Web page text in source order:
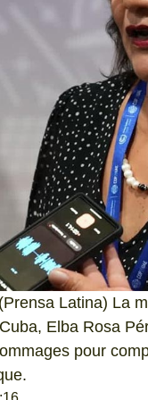
Latina) La
Elba Rosa
pour